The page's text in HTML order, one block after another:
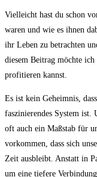
Vielleicht hast du schon
waren und wie es ihnen
ihr Leben zu betrachten
diesem Beitrag möchte
profitieren kannst.
Es ist kein Geheimnis,
faszinierendes System ist.
oft auch ein Maßstab für
vorkommen, dass sich
Zeit ausbleibt. Anstatt in
um eine tiefere